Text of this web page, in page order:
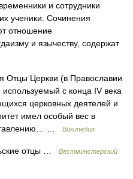
и сотрудники
ученики. Сочинения
отношение
и язычеству, содержат
Отцы Церкви (в Православии
с конца IV века
церковных деятелей и
имел особый вес в
…
Википедия
отцы …
Вестминстерский